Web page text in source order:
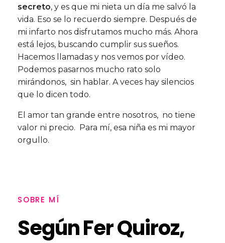
secreto, y es que mi nieta un día me salvó la
vida. Eso se lo recuerdo siempre. Después de
mi infarto nos disfrutamos mucho más. Ahora
está lejos, buscando cumplir sus sueños.
Hacemos llamadas y nos vemos por vídeo.
Podemos pasarnos mucho rato solo
mirándonos, sin hablar. A veces hay silencios
que lo dicen todo.
El amor tan grande entre nosotros, no tiene
valor ni precio. Para mí, esa niña es mi mayor
orgullo.
SOBRE MÍ
Según Fer Quiroz,